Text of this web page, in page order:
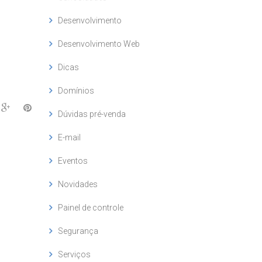
Desenvolvimento
Desenvolvimento Web
Dicas
Domínios
Dúvidas pré-venda
E-mail
Eventos
Novidades
Painel de controle
Segurança
Serviços